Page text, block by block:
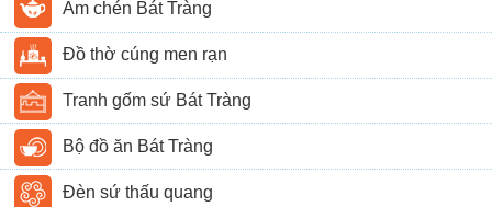
Ấm chén Bát Tràng
Đồ thờ cúng men rạn
Tranh gốm sứ Bát Tràng
Bộ đồ ăn Bát Tràng
Đèn sứ thấu quang